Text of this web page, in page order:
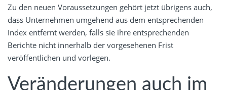
Zu den neuen Voraussetzungen gehört jetzt übrigens auch,
dass Unternehmen umgehend aus dem entsprechenden
Index entfernt werden, falls sie ihre entsprechenden
Berichte nicht innerhalb der vorgesehenen Frist
veröffentlichen und vorlegen.
Veränderungen auch im